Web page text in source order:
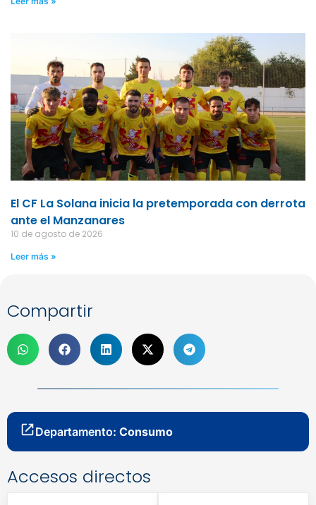
El CF La Solana inicia la pretemporada con derrota
ante el Manzanares
10 de agosto de 2026
Leer más »
Compartir
Departamento: Consumo
Accesos directos